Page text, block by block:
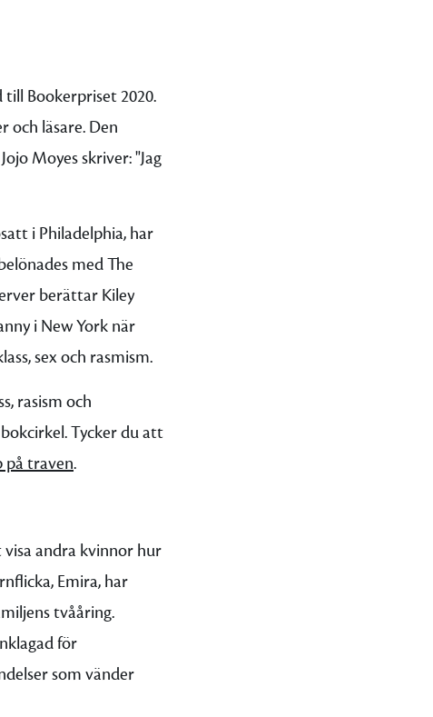
Bookerpriset 2020.
och läsare. Den
Moyes skriver: "Jag
i Philadelphia, har
med The
berättar Kiley
i New York när
sex och rasmism.
rasism och
Tycker du att
på traven.
andra kvinnor hur
Emira, har
tvååring.
för
som vänder